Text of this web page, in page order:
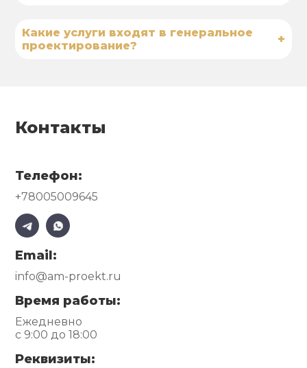
Какие услуги входят в генеральное
проектирование?
+
Контакты
Телефон:
+78005009645
Email:
info@am-proekt.ru
Время работы:
Ежедневно
с 9:00 до 18:00
Реквизиты: